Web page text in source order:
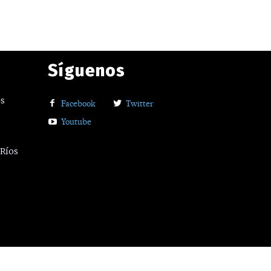
Síguenos
Facebook
Twitter
Youtube